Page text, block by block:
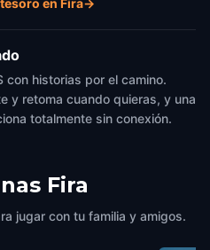
en Fira→
con historias por el camino.
y retoma cuando quieras, y una
totalmente sin conexión.
Fira
jugar con tu familia y amigos.